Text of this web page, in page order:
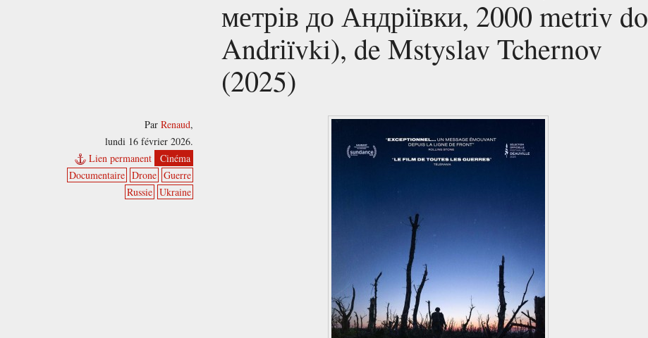
метрів до Андріївки, 2000 metrіv do
Andrіїvki), de Mstyslav Tchernov
(2025)
ParRenaud,
lundi 16 février 2026.
Lien permanent
Cinéma
Documentaire Drone Guerre
Russie Ukraine